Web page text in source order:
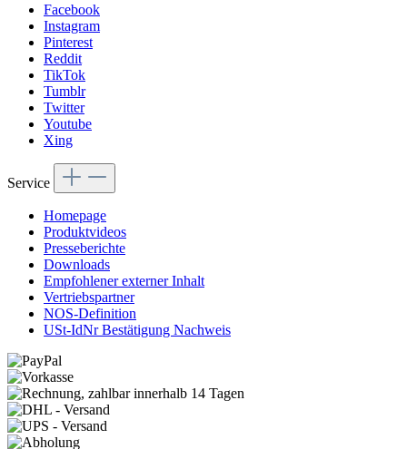
Facebook
Instagram
Pinterest
Reddit
TikTok
Tumblr
Twitter
Youtube
Xing
Service
Homepage
Produktvideos
Presseberichte
Downloads
Empfohlener externer Inhalt
Vertriebspartner
NOS-Definition
USt-IdNr Bestätigung Nachweis